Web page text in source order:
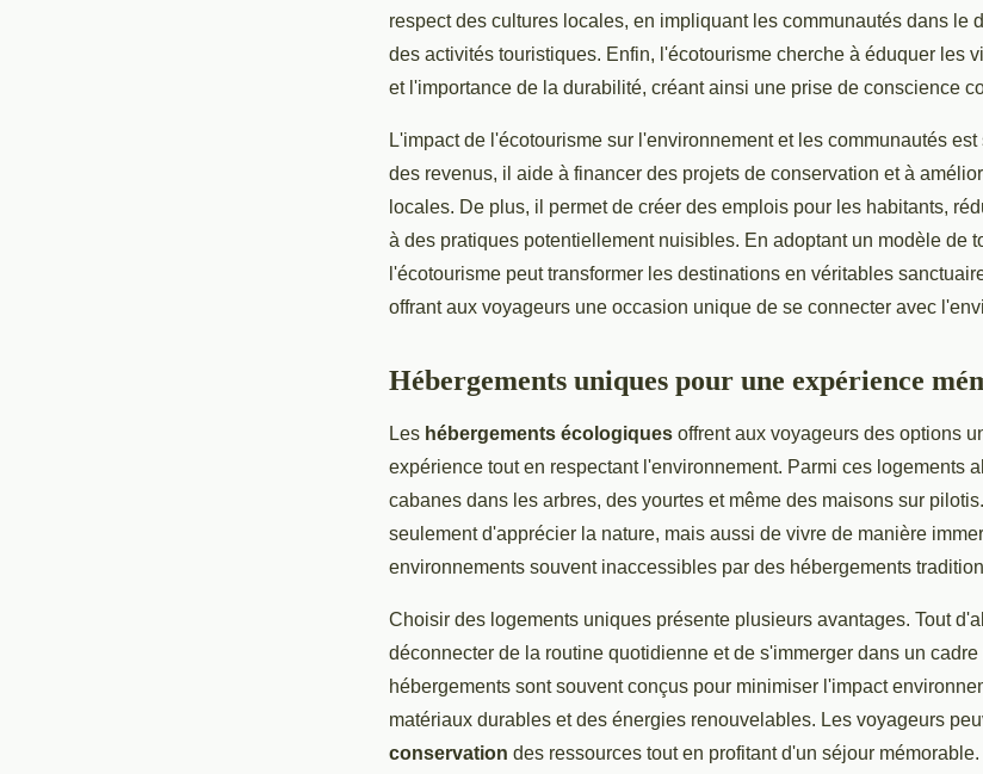
respect des cultures locales, en impliquant les communautés dans le
des activités touristiques. Enfin, l'écotourisme cherche à éduquer les
et l'importance de la durabilité, créant ainsi une prise de conscience
L'impact de l'écotourisme sur l'environnement et les communautés
des revenus, il aide à financer des projets de conservation et à
locales. De plus, il permet de créer des emplois pour les habitants,
à des pratiques potentiellement nuisibles. En adoptant un modèle de
l'écotourisme peut transformer les destinations en véritables
offrant aux voyageurs une occasion unique de se connecter avec
Hébergements uniques pour une expérience
Les hébergements écologiques offrent aux voyageurs des options
expérience tout en respectant l'environnement. Parmi ces logements
cabanes dans les arbres, des yourtes et même des maisons sur
seulement d'apprécier la nature, mais aussi de vivre de manière
environnements souvent inaccessibles par des hébergements
Choisir des logements uniques présente plusieurs avantages. Tout
déconnecter de la routine quotidienne et de s'immerger dans un
hébergements sont souvent conçus pour minimiser l'impact
matériaux durables et des énergies renouvelables. Les voyageurs
conservation des ressources tout en profitant d'un séjour mémorable.